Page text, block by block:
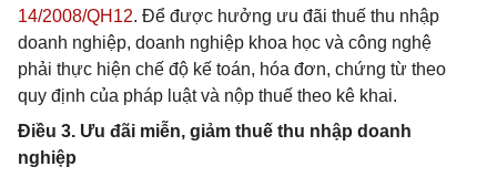
14/2008/QH12. Để được hưởng ưu đãi thuế thu nhập
doanh nghiệp, doanh nghiệp khoa học và công nghệ
phải thực hiện chế độ kế toán, hóa đơn, chứng từ theo
quy định của pháp luật và nộp thuế theo kê khai.
Điều 3. Ưu đãi miễn, giảm thuế thu nhập doanh
nghiệp